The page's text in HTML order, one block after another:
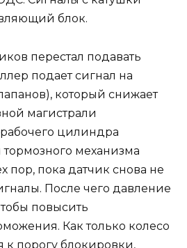
блок.
перестал подавать
подает сигнал на
который снижает
магистрали
цилиндра
механизма
пор, пока датчик снова не
После чего давление
повысить
Как только колесо
к порогу блокировки,